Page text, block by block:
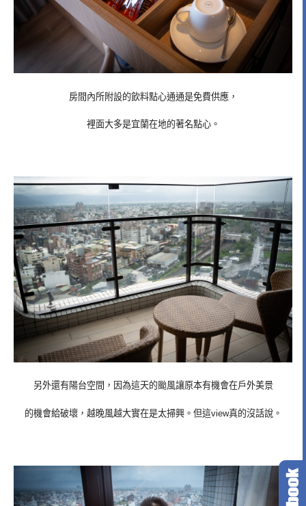
房間內所附設的飲料點心通通是免費供應，
裡面大多是宜蘭在地的著名點心。
另外還有陽台空間，因為這天的颱風讓原本有機會在戶外美景
的機會給破壞，越晚風越大實在是太掃興。但這view真的沒話說。